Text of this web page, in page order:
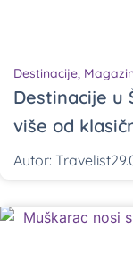
Destinacije,
Destinacije u
više od
Autor: Travelist